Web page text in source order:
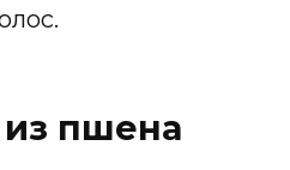
из пшена